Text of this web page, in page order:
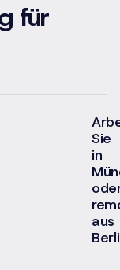
für
Sie
in
aus